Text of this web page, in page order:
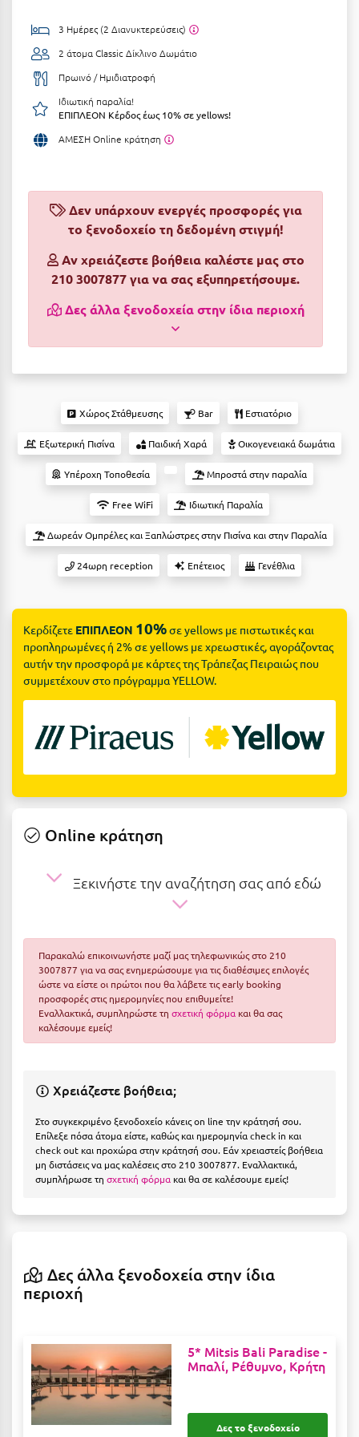
Αριδαία
Αρκαδία
Αρκίτσα
Αρτέμιδα
Αστυπάλαια
Αχαΐα
Γλυφάδα
Δ
Δελφοί
Διακοπτό
Ερμιόνη
Ευρυτανία
Ζαγοροχώρια
Ζάκυνθος
Ηλεία
Ηράκλειο
Ιθάκη
Ικαρία
Ίος
Ξενοδοχεία 3 Αστέρων
Ξενοδοχεία 4 Αστέρων
Ξενοδοχεία 5 Αστέρων
Βίλες
Κρουαζιέρες
Διαμερίσματα
Boutique Hotels
Δες όλες τις προσφορές
Δες όλα τα πακέτα διακοπών
3 Ημέρες (2 Διανυκτερεύσεις)
2 άτομαClassic Δίκλινο Δωμάτιο
Πρωινό / Ημιδιατροφή
Ιδιωτική παραλία!
ΕΠΙΠΛΕΟΝ Κέρδος έως 10% σε yellows!
ΑΜΕΣΗ Online κράτηση
Δεν υπάρχουν ενεργές προσφορές για
το ξενοδοχείο τη δεδομένη στιγμή!
Αν χρειάζεστε βοήθεια καλέστε μας στο
210 3007877 για να σας εξυπηρετήσουμε.
Δες άλλα ξενοδοχεία στην ίδια περιοχή
Χώρος Στάθμευσης Bar Εστιατόριο
Εξωτερική Πισίνα Παιδική Χαρά Οικογενειακά δωμάτια
Υπέροχη Τοποθεσία Μπροστά στην παραλία
Free WiFi Ιδιωτική Παραλία
Δωρεάν Ομπρέλες και Ξαπλώστρες στην Πισίνα και στην Παραλία
24ωρη reception Επέτειος Γενέθλια
Κερδίζετε ΕΠΙΠΛΕΟΝ 10%σε yellows με πιστωτικές και
προπληρωμένες ή 2% σε yellows με χρεωστικές, αγοράζοντας
αυτήν την προσφορά με κάρτες της Τράπεζας Πειραιώς που
συμμετέχουν στο πρόγραμμα YELLOW.
Online κράτηση
Ξεκινήστε την αναζήτηση σας από εδώ
Παρακαλώ επικοινωνήστε μαζί μας τηλεφωνικώς στο 210
3007877 για να σας ενημερώσουμε για τις διαθέσιμες επιλογές
ώστε να είστε οι πρώτοι που θα λάβετε τις early booking
προσφορές στις ημερομηνίες που επιθυμείτε!
Εναλλακτικά, συμπληρώστε τη σχετική φόρμακαι θα σας
καλέσουμε εμείς!
Χρειάζεστε βοήθεια;
Στο συγκεκριμένο ξενοδοχείο κάνεις on line την κράτησή σου.
Επίλεξε πόσα άτομα είστε, καθώς και ημερομηνία check in και
check out και προχώρα στην κράτησή σου. Εάν χρειαστείς βοήθεια
μη διστάσεις να μας καλέσεις στο 210 3007877. Εναλλακτικά,
συμπλήρωσε τη σχετική φόρμα και θα σε καλέσουμε εμείς!
Δες άλλα ξενοδοχεία στην ίδια
περιοχή
5* Mitsis Bali Paradise -
Μπαλί, Ρέθυμνο, Κρήτη
Δες το ξενοδοχείο